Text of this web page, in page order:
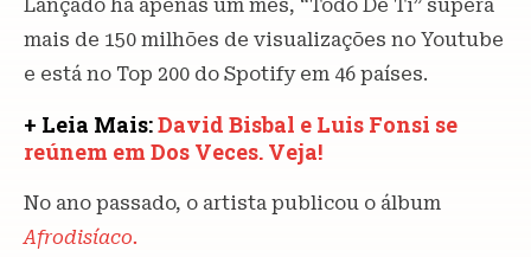
Lançado há apenas um mês, “Todo De Ti” supera
mais de 150 milhões de visualizações no Youtube
e está no Top 200 do Spotify em 46 países.
+ Leia Mais:David Bisbal e Luis Fonsi se
reúnem em Dos Veces. Veja!
No ano passado, o artista publicou o álbum
Afrodisíaco.